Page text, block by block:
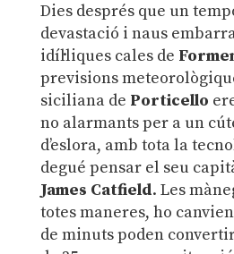
Dies després que un
devastació i naus
idíl·liques cales de
previsions
siciliana de Porticello
no alarmants per a un
d’eslora, amb tota la
degué pensar el seu
James Catfield. Les
totes maneres, ho
de minuts poden